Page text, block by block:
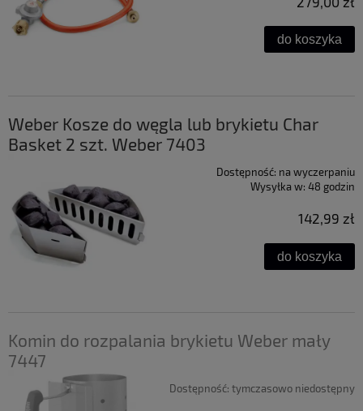
do koszyka
Weber Kosze do węgla lub brykietu Char
Basket 2 szt. Weber 7403
Dostępność: na wyczerpaniu
Wysyłka w: 48 godzin
142,99 zł
do koszyka
Komin do rozpalania brykietu Weber mały
7447
Dostępność: tymczasowo niedostępny